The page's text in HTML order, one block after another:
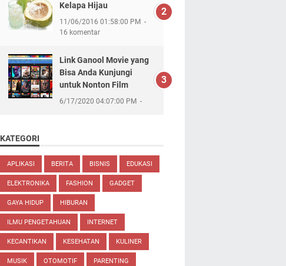
Kelapa Hijau
11/06/2016 01:58:00 PM
16 komentar
Link Ganool Movie yang
Bisa Anda Kunjungi
untuk Nonton Film
6/17/2020 04:07:00 PM
KATEGORI
APLIKASI BERITA BISNIS EDUKASI
ELEKTRONIKA FASHION GADGET
GAYA HIDUP HIBURAN
ILMU PENGETAHUAN INTERNET
KECANTIKAN KESEHATAN KULINER
MUSIK OTOMOTIF PARENTING